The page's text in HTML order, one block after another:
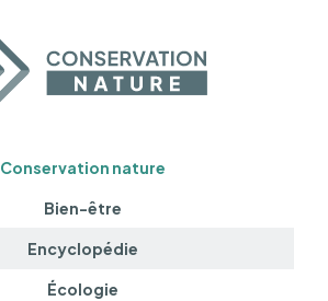
Conservation nature
Bien-être
Encyclopédie
Écologie